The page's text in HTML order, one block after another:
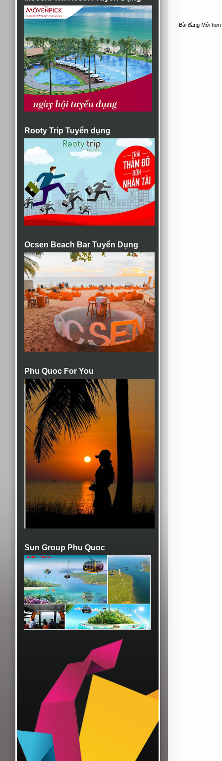
Rooty Trip Tuyển dụng
Ocsen Beach Bar Tuyển Dụng
Phu Quoc For You
Sun Group Phu Quoc
Bài đăng Mới hơn